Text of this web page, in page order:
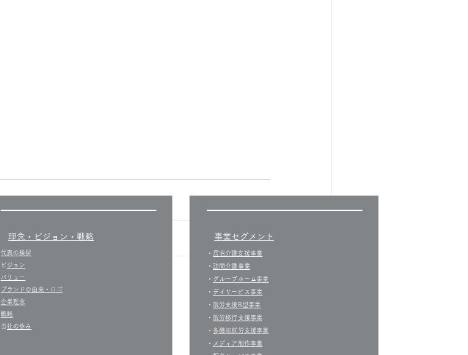
​理念・ビジョン・戦略
代表の挨拶
​ビジョン
バリュー
​ブランドの由来・ロゴ
企業理念
戦略
​当社の歩み
事業セグメント
​・ 居宅介護支援事業​
・ 訪問介護事業
・ グループホーム事業
​・ デイサービス事業
・ 就労支援B型事業
・ 就労移行支援事業
・ 多機能就労支援事業
・ メディア制作事業